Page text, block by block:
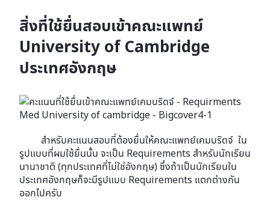
สิ่งที่ใช้ยื่นสอบเข้าคณะแพทย์
University of Cambridge
ประเทศอังกฤษ
สำหรับคะแนนสอบที่ต้องยื่นให้คณะแพทย์เคมบริดจ์ ใน
รูปแบบที่ผมใช้ยื่นนั้น จะเป็น Requirements สำหรับนักเรียน
นานาชาติ (ทุกประเทศที่ไม่ใช่อังกฤษ) ซึ่งถ้าเป็นนักเรียนใน
ประเทศอังกฤษก็จะมีรูปแบบ Requirements แตกต่างกัน
ออกไปครับ